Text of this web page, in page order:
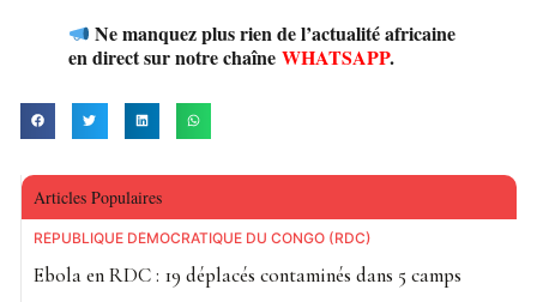
Ne manquez plus rien de l’actualité africaine
en direct sur notre chaîne WHATSAPP.
Articles Populaires
RÉPUBLIQUE DÉMOCRATIQUE DU CONGO (RDC)
Ebola en RDC : 19 déplacés contaminés dans 5 camps